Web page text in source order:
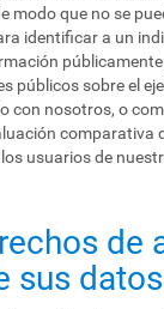
modo que no se
identificar a un
públicos sobre el
con nosotros, o
comparativa
usuarios de
de
sus